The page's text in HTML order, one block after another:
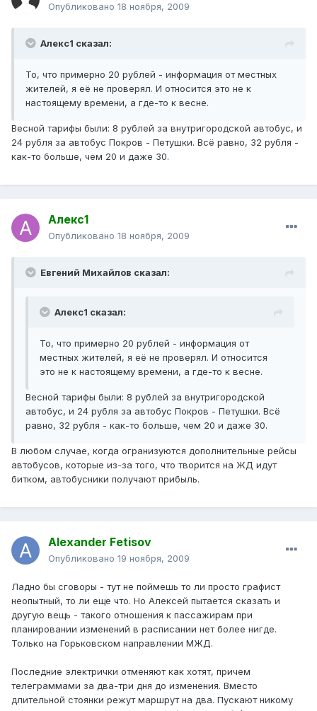
Опубликовано 18 ноября, 2009
Алекс1 сказал:
То, что примерно 20 рублей - информация от местных
жителей, я её не проверял. И относится это не к
настоящему времени, а где-то к весне.
Весной тарифы были: 8 рублей за внутригородской автобус, и
24 рубля за автобус Покров - Петушки. Всё равно, 32 рубля -
как-то больше, чем 20 и даже 30.
Алекс1
Опубликовано 18 ноября, 2009
Евгений Михайлов сказал:
Алекс1 сказал:
То, что примерно 20 рублей - информация от
местных жителей, я её не проверял. И относится
это не к настоящему времени, а где-то к весне.
Весной тарифы были: 8 рублей за внутригородской
автобус, и 24 рубля за автобус Покров - Петушки. Всё
равно, 32 рубля - как-то больше, чем 20 и даже 30.
В любом случае, когда огранизуются дополнительные рейсы
автобусов, которые из-за того, что творится на ЖД идут
битком, автобусники получают прибыль.
Alexander Fetisov
Опубликовано 19 ноября, 2009
Ладно бы сговоры - тут не поймешь то ли просто графист
неопытный, то ли еще что. Но Алексей пытается сказать и
другую вещь - такого отношения к пассажирам при
планировании изменений в расписании нет более нигде.
Только на Горьковском направлении МЖД.
Последние электрички отменяют как хотят, причем
телеграммами за два-три дня до изменения. Вместо
длительной стоянки режут маршрут на два. Пускают никому